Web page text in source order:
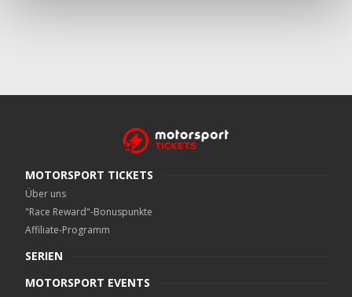
MOTORSPORT TICKETS
Über uns
"Race Reward"-Bonuspunkte
Affiliate-Programm
SERIEN
MOTORSPORT EVENTS